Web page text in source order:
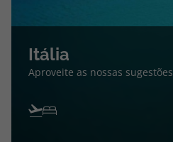
Itália
Aproveite as nossas sugestões